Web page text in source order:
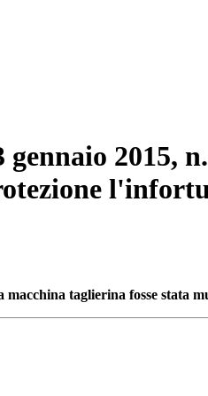
gennaio
macchina taglierina fosse